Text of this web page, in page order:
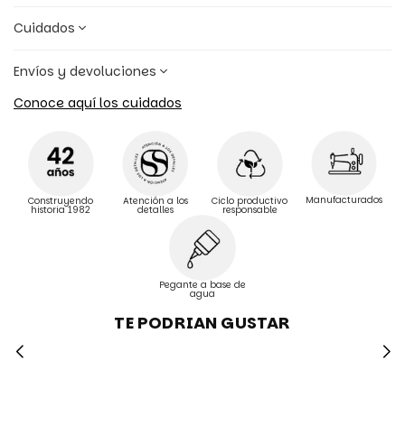
Cuidados
Envíos y devoluciones
Conoce aquí los cuidados
Construyendo
historia 1982
Atención a los
detalles
Ciclo productivo
responsable
Manufacturados
Pegante a base de
agua
TE PODRIAN GUSTAR